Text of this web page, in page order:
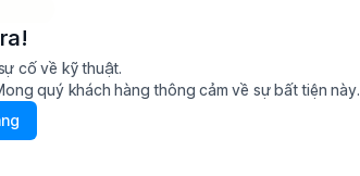
cố về kỹ thuật.
quý khách hàng thông cảm về sự bất tiện này.